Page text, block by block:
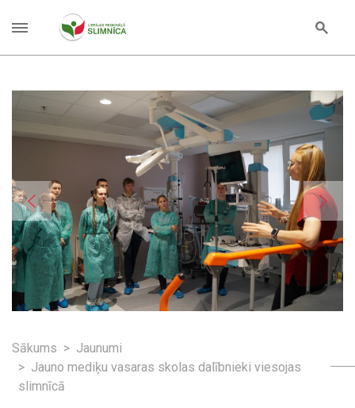
Sākums
Jaunumi
Jauno mediķu vasaras skolas dalībnieki viesojas
slimnīcā